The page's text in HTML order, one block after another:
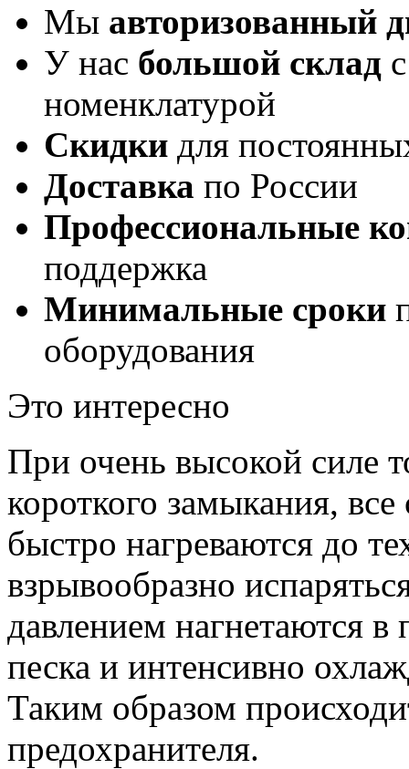
Мы авторизованный
У нас большой склад
номенклатурой
Скидки для
Доставка по России
Профессиональные
поддержка
Минимальные сроки
оборудования
Это интересно
При очень высокой силе
короткого замыкания,
быстро нагреваются до
взрывообразно
давлением нагнетаются
песка и интенсивно
Таким образом
предохранителя.